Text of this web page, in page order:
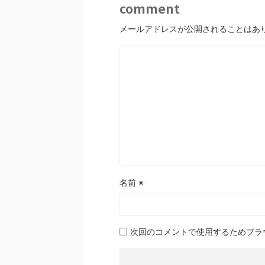
comment
メールアドレスが公開されることはあ
名前 ※
次回のコメントで使用するためブ